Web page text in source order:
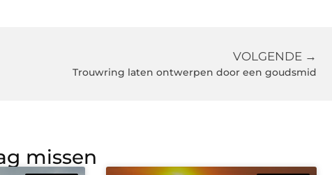
VOLGENDE →
Trouwring laten ontwerpen door een goudsmid
missen